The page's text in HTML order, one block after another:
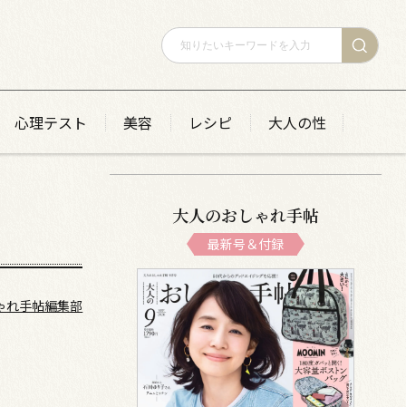
心理テスト 美容 レシピ 大人の性
れ手帖編集部
大人のおしゃれ手帖
最新号＆付録